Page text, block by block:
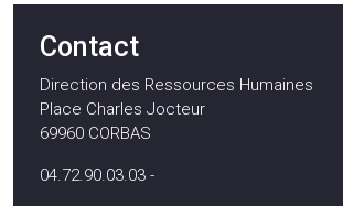
Contact
Direction des Ressources Humaines
Place Charles Jocteur
69960 CORBAS
04.72.90.03.03 -